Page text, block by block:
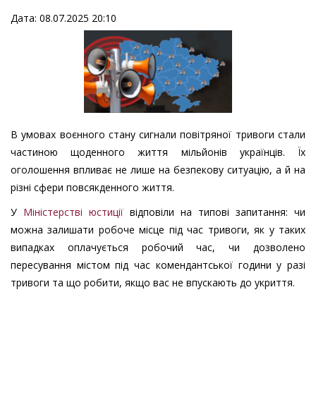
Дата: 08.07.2025 20:10
В умовах воєнного стану сигнали повітряної тривоги стали
частиною щоденного життя мільйонів українців. Їх
оголошення впливає не лише на безпекову ситуацію, а й на
різні сфери повсякденного життя.
У Міністерстві юстиції відповіли на типові запитання: чи
можна залишати робоче місце під час тривоги, як у таких
випадках оплачується робочий час, чи дозволено
пересування містом під час комендантської години у разі
тривоги та що робити, якщо вас не впускають до укриття.